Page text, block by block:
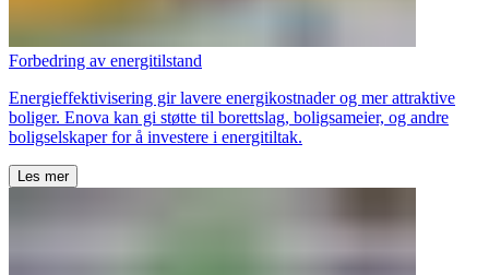
Forbedring av energitilstand
Energieffektivisering gir lavere energikostnader og mer attraktive
boliger. Enova kan gi støtte til borettslag, boligsameier, og andre
boligselskaper for å investere i energitiltak.
Les mer